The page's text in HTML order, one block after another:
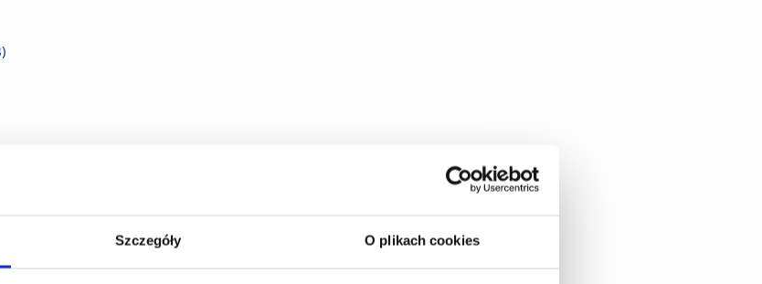
Szczegóły O plikach cookies